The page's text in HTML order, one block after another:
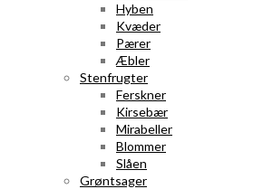
Hyben
Kvæder
Pærer
Æbler
Stenfrugter
Ferskner
Kirsebær
Mirabeller
Blommer
Slåen
Grøntsager